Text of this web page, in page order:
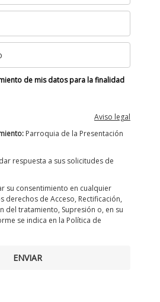
de mis datos para la finalidad
Aviso legal
Parroquia de la Presentación
respuesta a sus solicitudes de
su consentimiento en cualquier
derechos de Acceso, Rectificación,
del tratamiento, Supresión o, en su
se indica en la Política de
ENVIAR